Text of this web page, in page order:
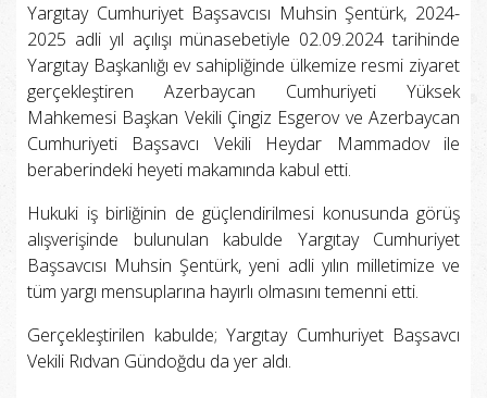
Yargıtay Cumhuriyet Başsavcısı Muhsin Şentürk, 2024-
2025 adli yıl açılışı münasebetiyle 02.09.2024 tarihinde
Yargıtay Başkanlığı ev sahipliğinde ülkemize resmi ziyaret
gerçekleştiren Azerbaycan Cumhuriyeti Yüksek
Mahkemesi Başkan Vekili Çingiz Esgerov ve Azerbaycan
Cumhuriyeti Başsavcı Vekili Heydar Mammadov ile
beraberindeki heyeti makamında kabul etti.
Hukuki iş birliğinin de güçlendirilmesi konusunda görüş
alışverişinde bulunulan kabulde Yargıtay Cumhuriyet
Başsavcısı Muhsin Şentürk, yeni adli yılın milletimize ve
tüm yargı mensuplarına hayırlı olmasını temenni etti.
Gerçekleştirilen kabulde; Yargıtay Cumhuriyet Başsavcı
Vekili Rıdvan Gündoğdu da yer aldı.